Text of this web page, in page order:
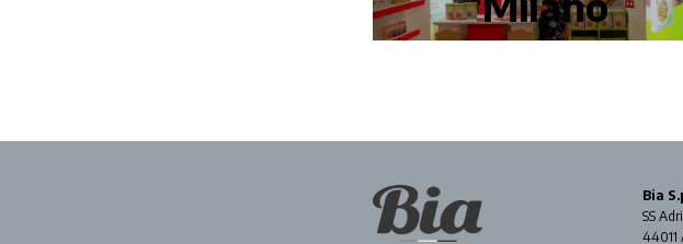
Bia
SS
44011